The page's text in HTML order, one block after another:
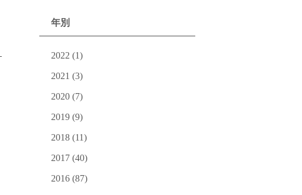
年別
2022 (1)
2021 (3)
2020 (7)
2019 (9)
2018 (11)
2017 (40)
2016 (87)